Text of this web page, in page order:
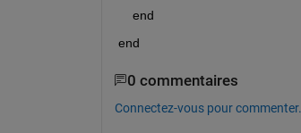
end
end
0 commentaires
Connectez-vous pour commenter.